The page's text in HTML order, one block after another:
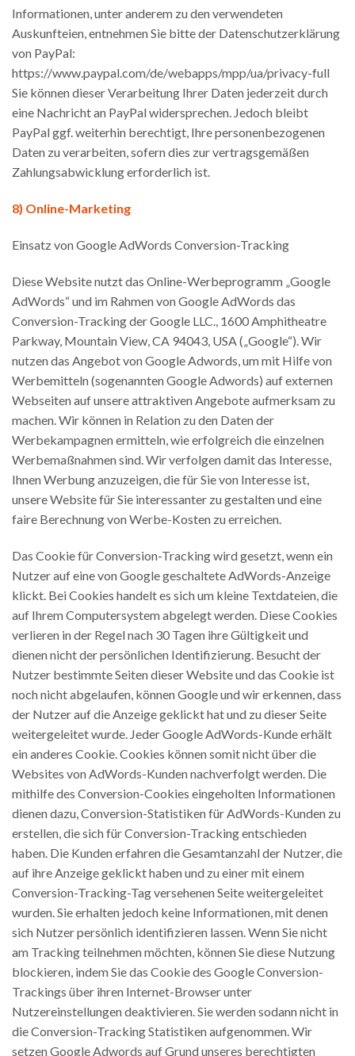
Informationen, unter anderem zu den verwendeten
Auskunfteien, entnehmen Sie bitte der Datenschutzerklärung
von PayPal:
https://www.paypal.com/de/webapps/mpp/ua/privacy-full
Sie können dieser Verarbeitung Ihrer Daten jederzeit durch
eine Nachricht an PayPal widersprechen. Jedoch bleibt
PayPal ggf. weiterhin berechtigt, Ihre personenbezogenen
Daten zu verarbeiten, sofern dies zur vertragsgemäßen
Zahlungsabwicklung erforderlich ist.
8) Online-Marketing
Einsatz von Google AdWords Conversion-Tracking
Diese Website nutzt das Online-Werbeprogramm „Google
AdWords“ und im Rahmen von Google AdWords das
Conversion-Tracking der Google LLC., 1600 Amphitheatre
Parkway, Mountain View, CA 94043, USA („Google“). Wir
nutzen das Angebot von Google Adwords, um mit Hilfe von
Werbemitteln (sogenannten Google Adwords) auf externen
Webseiten auf unsere attraktiven Angebote aufmerksam zu
machen. Wir können in Relation zu den Daten der
Werbekampagnen ermitteln, wie erfolgreich die einzelnen
Werbemaßnahmen sind. Wir verfolgen damit das Interesse,
Ihnen Werbung anzuzeigen, die für Sie von Interesse ist,
unsere Website für Sie interessanter zu gestalten und eine
faire Berechnung von Werbe-Kosten zu erreichen.
Das Cookie für Conversion-Tracking wird gesetzt, wenn ein
Nutzer auf eine von Google geschaltete AdWords-Anzeige
klickt. Bei Cookies handelt es sich um kleine Textdateien, die
auf Ihrem Computersystem abgelegt werden. Diese Cookies
verlieren in der Regel nach 30 Tagen ihre Gültigkeit und
dienen nicht der persönlichen Identifizierung. Besucht der
Nutzer bestimmte Seiten dieser Website und das Cookie ist
noch nicht abgelaufen, können Google und wir erkennen, dass
der Nutzer auf die Anzeige geklickt hat und zu dieser Seite
weitergeleitet wurde. Jeder Google AdWords-Kunde erhält
ein anderes Cookie. Cookies können somit nicht über die
Websites von AdWords-Kunden nachverfolgt werden. Die
mithilfe des Conversion-Cookies eingeholten Informationen
dienen dazu, Conversion-Statistiken für AdWords-Kunden zu
erstellen, die sich für Conversion-Tracking entschieden
haben. Die Kunden erfahren die Gesamtanzahl der Nutzer, die
auf ihre Anzeige geklickt haben und zu einer mit einem
Conversion-Tracking-Tag versehenen Seite weitergeleitet
wurden. Sie erhalten jedoch keine Informationen, mit denen
sich Nutzer persönlich identifizieren lassen. Wenn Sie nicht
am Tracking teilnehmen möchten, können Sie diese Nutzung
blockieren, indem Sie das Cookie des Google Conversion-
Trackings über ihren Internet-Browser unter
Nutzereinstellungen deaktivieren. Sie werden sodann nicht in
die Conversion-Tracking Statistiken aufgenommen. Wir
setzen Google Adwords auf Grund unseres berechtigten